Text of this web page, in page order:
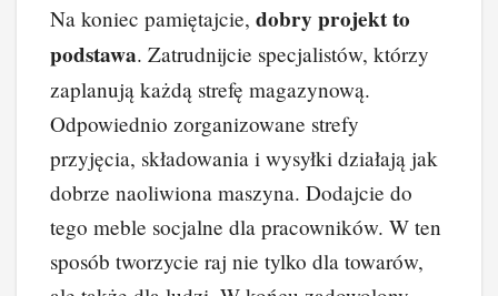
Na koniec pamiętajcie, dobry projekt to
podstawa. Zatrudnijcie specjalistów, którzy
zaplanują każdą strefę magazynową.
Odpowiednio zorganizowane strefy
przyjęcia, składowania i wysyłki działają jak
dobrze naoliwiona maszyna. Dodajcie do
tego meble socjalne dla pracowników. W ten
sposób tworzycie raj nie tylko dla towarów,